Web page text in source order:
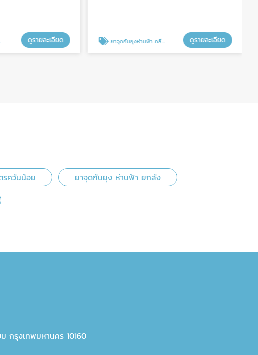
ดูรายละเอียด ยาจุดกันยุงห่านฟ้า กลิ่นลาเวนเดอร์ ดูรายละเอียด
ควันน้อย
ยาจุดกันยุง ห่านฟ้า ยกลัง
กรุงเทพมหานคร 10160